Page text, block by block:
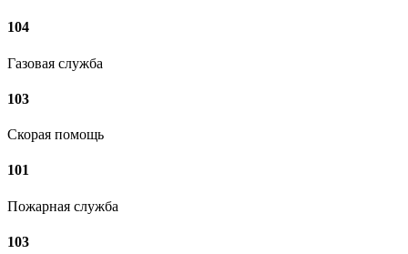
104
Газовая служба
103
Скорая помощь
101
Пожарная служба
103